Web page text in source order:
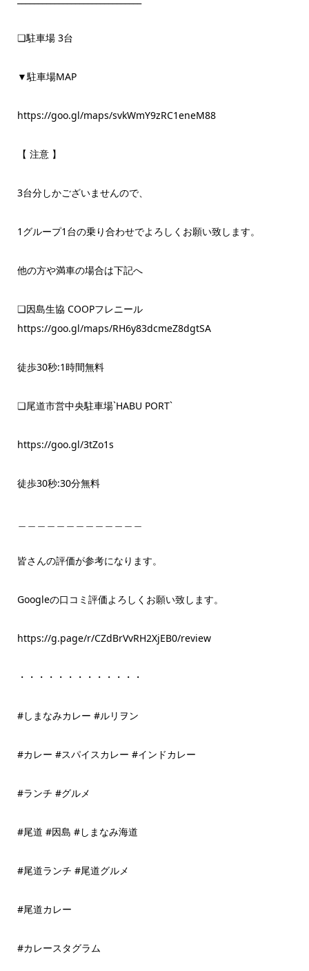
❏駐車場 3台
▼駐車場MAP
https://goo.gl/maps/svkWmY9zRC1eneM88
【 注意 】
3台分しかございませんので、
1グループ1台の乗り合わせでよろしくお願い致します。
他の方や満車の場合は下記へ
❏因島生協 COOPフレニール
https://goo.gl/maps/RH6y83dcmeZ8dgtSA
徒歩30秒:1時間無料
❏尾道市営中央駐車場`HABU PORT`
https://goo.gl/3tZo1s
徒歩30秒:30分無料
皆さんの評価が参考になります。
Googleの口コミ評価よろしくお願い致します。
https://g.page/r/CZdBrVvRH2XjEB0/review
・・・・・・・・・・・・・
#しまなみカレー #ルリヲン
#カレー #スパイスカレー #インドカレー
#ランチ #グルメ
#尾道 #因島 #しまなみ海道
#尾道ランチ #尾道グルメ
#尾道カレー
#カレースタグラム